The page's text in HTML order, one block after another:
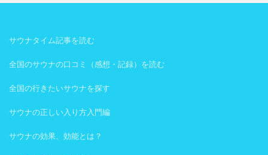
サウナタイム記事を読む
全国のサウナの口コミ（感想・記録）を読む
全国の行きたいサウナを探す
サウナの正しい入り方入門編
サウナの効果、効能とは？